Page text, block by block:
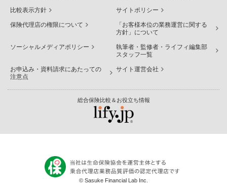
比較表示方針 サイトポリシー
保険代理店の権限について
「お客様本位の業務運営に関する
方針」について
ソーシャルメディアポリシー
執筆者・監修者・ライフィ編集部
スタッフ一覧
お申込み・資料請求にあたっての
注意点
サイト運営会社
総合保険比較＆お役立ち情報
© Sasuke Financial Lab Inc.